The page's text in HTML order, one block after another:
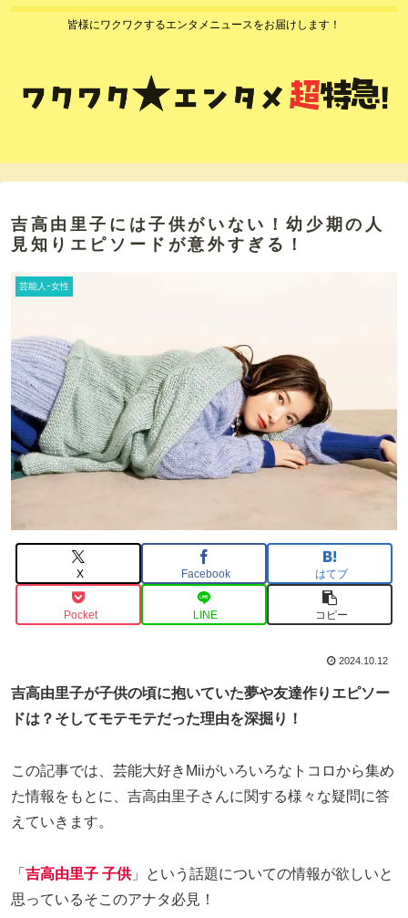
皆様にワクワクするエンタメニュースをお届けします！
吉高由里子には子供がいない！幼少期の人
見知りエピソードが意外すぎる！
芸能人ｰ女性
X Facebook はてブ
Pocket LINE コピー
2024.10.12
吉高由里子が子供の頃に抱いていた夢や友達作りエピソー
ドは？そしてモテモテだった理由を深掘り！
この記事では、芸能大好きMiiがいろいろなトコロから集め
た情報をもとに、吉高由里子さんに関する様々な疑問に答
えていきます。
「 吉高由里子 子供」という話題についての情報が欲しいと
思っているそこのアナタ必見！